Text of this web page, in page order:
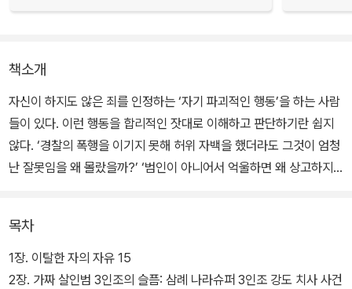
책소개
자신이 하지도 않은 죄를 인정하는 ‘자기 파괴적인 행동’을 하는 사람
들이 있다. 이런 행동을 합리적인 잣대로 이해하고 판단하기란 쉽지
않다. ‘경찰의 폭행을 이기지 못해 허위 자백을 했더라도 그것이 엄청
난 잘못임을 왜 몰랐을까?’ ‘범인이 아니어서 억울하면 왜 상고하지
을 호소해야 하지 않았을까?’ 이는 재심 사건의 당사자들이 검찰 조
사 및 법정에서 숱하게 맞닥뜨린 벽인 동시에, 이들과 같은 상황에 처
해 본 적 없는 사람들이 가장 먼저 떠올리는 의문이기도 하다.
목차
1장. 이탈한 자의 자유 15
2장. 가짜 살인범 3인조의 슬픔: 삼례 나라슈퍼 3인조 강도 치사 사건